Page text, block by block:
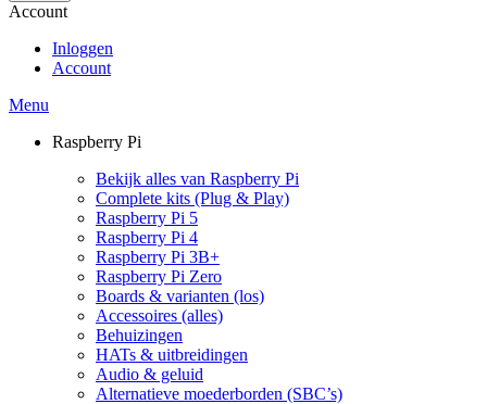
Account
Inloggen
Account
Menu
Raspberry Pi
Bekijk alles van Raspberry Pi
Complete kits (Plug & Play)
Raspberry Pi 5
Raspberry Pi 4
Raspberry Pi 3B+
Raspberry Pi Zero
Boards & varianten (los)
Accessoires (alles)
Behuizingen
HATs & uitbreidingen
Audio & geluid
Alternatieve moederborden (SBC’s)